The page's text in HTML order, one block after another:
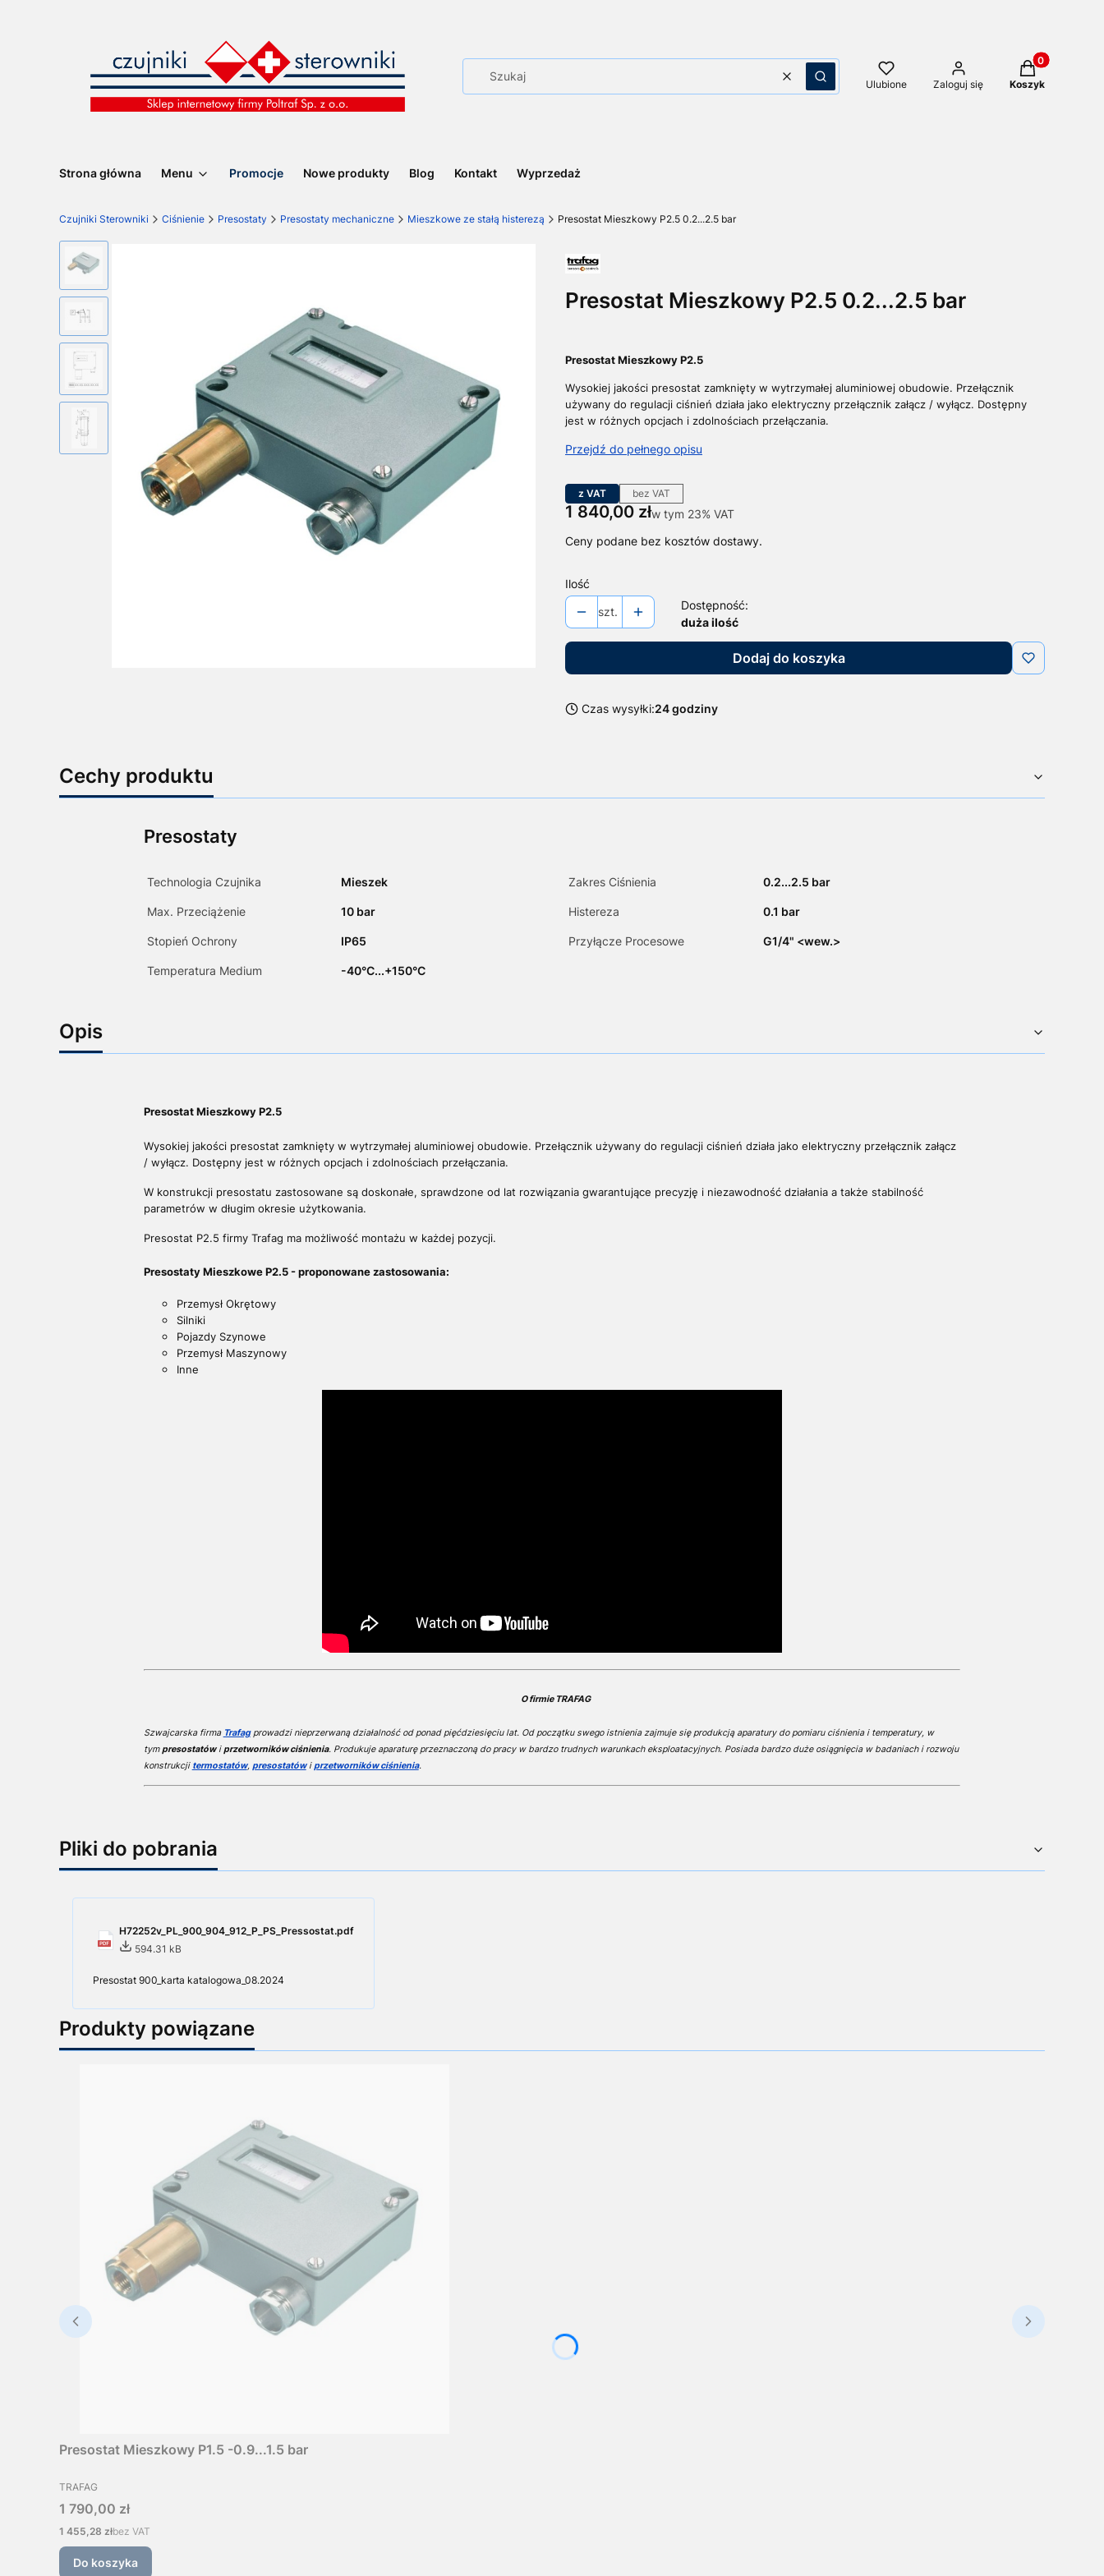
WyczyśćSzukaj Ulubione Zaloguj się
Produkty w
Koszyk
Strona główna Menu Promocje Nowe produkty Blog Kontakt Wyprzedaż
Czujniki Sterowniki Ciśnienie Presostaty Presostaty mechaniczne Mieszkowe ze stałą histerezą Presostat Mieszkowy P2.5 0.2...2.5 bar
Presostat Mieszkowy P2.5 0.2...2.5 bar
Presostat Mieszkowy P2.5
Wysokiej jakości presostat zamknięty w wytrzymałej aluminiowej obudowie. Przełącznik
używany do regulacji ciśnień działa jako elektryczny przełącznik załącz / wyłącz. Dostępny
jest w różnych opcjach i zdolnościach przełączania.
Przejdź do pełnego opisu
z VAT bez VAT
Cena
1 840,00 złw tym 23% VAT
w tym 23% VAT
Ceny podane bez kosztów dostawy.
Ilość
szt.
Dostępność:
duża ilość
Dodaj do koszyka
Czas wysyłki:24 godziny
Cechy produktu
Presostaty
Technologia Czujnika Mieszek Zakres Ciśnienia 0.2...2.5 bar
Max. Przeciążenie 10 bar Histereza 0.1 bar
Stopień Ochrony IP65 Przyłącze Procesowe G1/4" <wew.>
Temperatura Medium -40°C...+150°C
Opis
Presostat Mieszkowy P2.5
Wysokiej jakości presostat zamknięty w wytrzymałej aluminiowej obudowie. Przełącznik używany do regulacji ciśnień działa jako elektryczny przełącznik załącz
/ wyłącz. Dostępny jest w różnych opcjach i zdolnościach przełączania.
W konstrukcji presostatu zastosowane są doskonałe, sprawdzone od lat rozwiązania gwarantujące precyzję i niezawodność działania a także stabilność
parametrów w długim okresie użytkowania.
Presostat P2.5 firmy Trafag ma możliwość montażu w każdej pozycji.
Presostaty Mieszkowe P2.5 - proponowane zastosowania:
Przemysł Okrętowy
Silniki
Pojazdy Szynowe
Przemysł Maszynowy
Inne
O firmie TRAFAG
Szwajcarska firma Trafagprowadzi nieprzerwaną działalność od ponad pięćdziesięciu lat. Od początku swego istnienia zajmuje się produkcją aparatury do pomiaru ciśnienia i temperatury, w
tympresostatówiprzetworników ciśnienia. Produkuje aparaturę przeznaczoną do pracy w bardzo trudnych warunkach eksploatacyjnych. Posiada bardzo duże osiągnięcia w badaniach i rozwoju
konstrukcji termostatów, presostatówiprzetworników ciśnienia.
Pliki do pobrania
H72252v_PL_900_904_912_P_PS_Pressostat.pdf
594.31 kB
Presostat 900_karta katalogowa_08.2024
Produkty powiązane
Presostat Mieszkowy P1.5 -0.9...1.5 bar
PRODUCENT
TRAFAG
Cena
1 790,00 zł
Cena
1 455,28 złbez VAT
Do koszyka